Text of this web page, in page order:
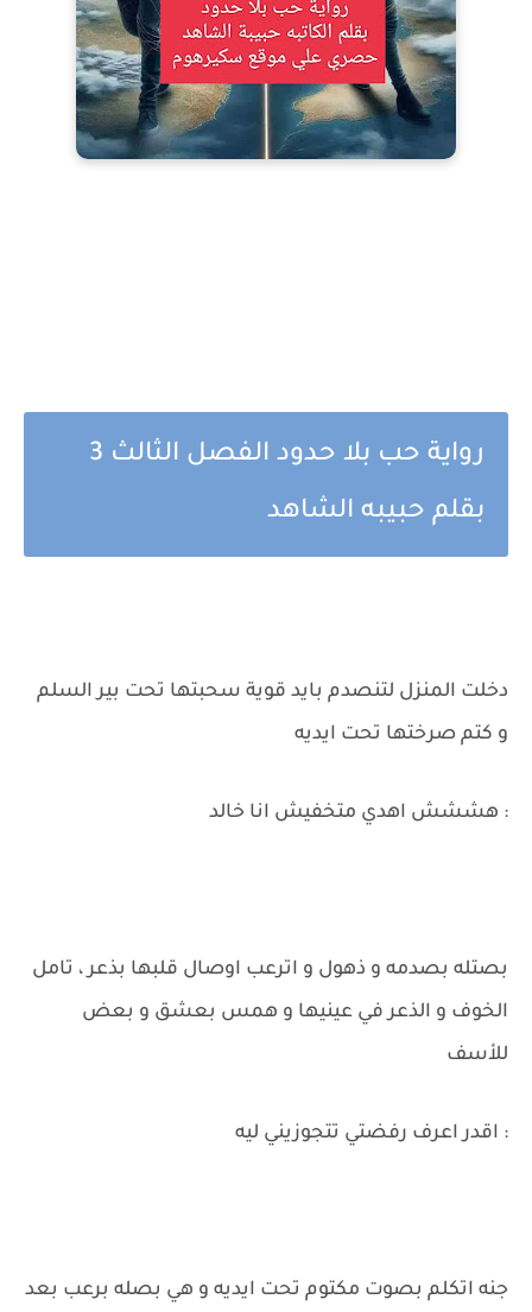
رواية حب بلا حدود الفصل الثالث 3
بقلم حبيبه الشاهد
دخلت المنزل لتنصدم بايد قوية سحبتها تحت بير السلم
و كتم صرختها تحت ايديه
: هششش اهدي متخفيش انا خالد
بصتله بصدمه و ذهول و اترعب اوصال قلبها بذعر ، تامل
الخوف و الذعر في عينيها و همس بعشق و بعض
للأسف
: اقدر اعرف رفضتي تتجوزيني ليه
جنه اتكلم بصوت مكتوم تحت ايديه و هي بصله برعب بعد